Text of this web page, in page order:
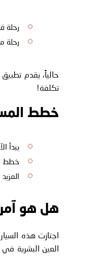
رحلة
رحلة
حالياً، يقدم
تكلفة!
خطط
يبدأ الآن بـ 50-
خطط للتوسع إلى
هل هو
العين البشرية